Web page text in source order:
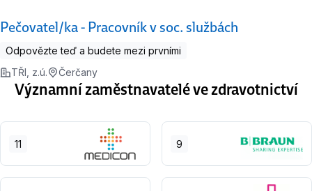
Pečovatel/ka - Pracovník v soc. službách
Odpovězte teď a budete mezi prvními
TŘI, z.ú.
Čerčany
Významní zaměstnavatelé ve zdravotnictví
11 9